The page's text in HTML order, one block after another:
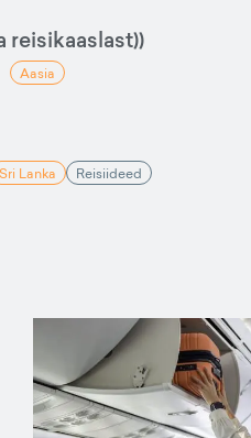
reisikaaslast))
Aasia
Sri Lanka Reisiideed